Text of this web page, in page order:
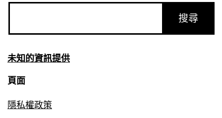
未知的資訊提供
頁面
隱私權政策